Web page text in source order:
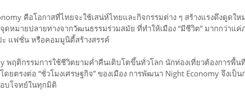
คือโอกาสที่ไทยจะใช้เสน่ห์ไทยและกิจกรรมต่าง ๆ สร้างแรงดึงดูดให
ดหมายปลายทางจากวัฒนธรรมร่วมสมัย ที่ทำให้เมือง “มีชีวิต” มากกว่าแ
แฟชั่น หรือคอมมูนิตี้สร้างสรรค์
พฤติกรรมการใช้ชีวิตยามค่ำคืนเติบโตขึ้นทั่วโลก นักท่องเที่ยวต้องการพื้
ดยตรงต่อ “ชั่วโมงเศรษฐกิจ” ของเมือง การพัฒนา Night Economy จึงเป็
บโจทย์ในทุกมิติ